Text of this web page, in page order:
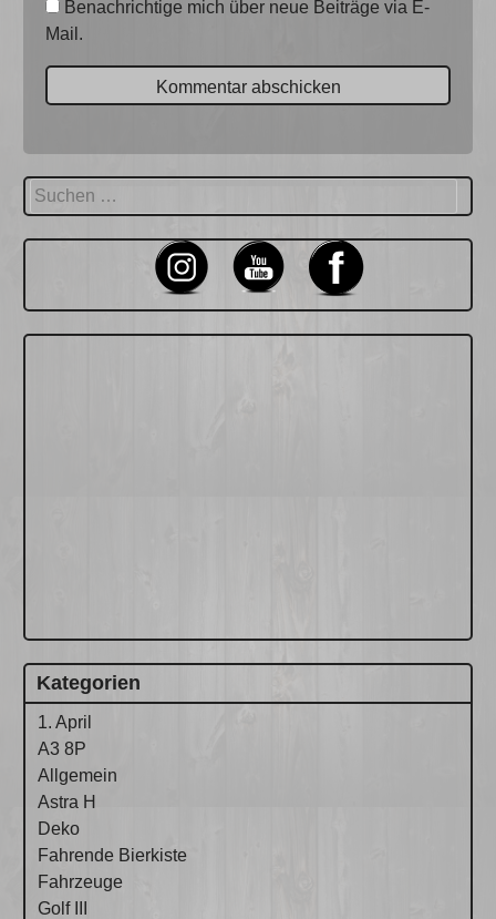
Benachrichtige mich über neue Beiträge via E-
Mail.
Suchen
nach:
Kategorien
1. April
A3 8P
Allgemein
Astra H
Deko
Fahrende Bierkiste
Fahrzeuge
Golf III